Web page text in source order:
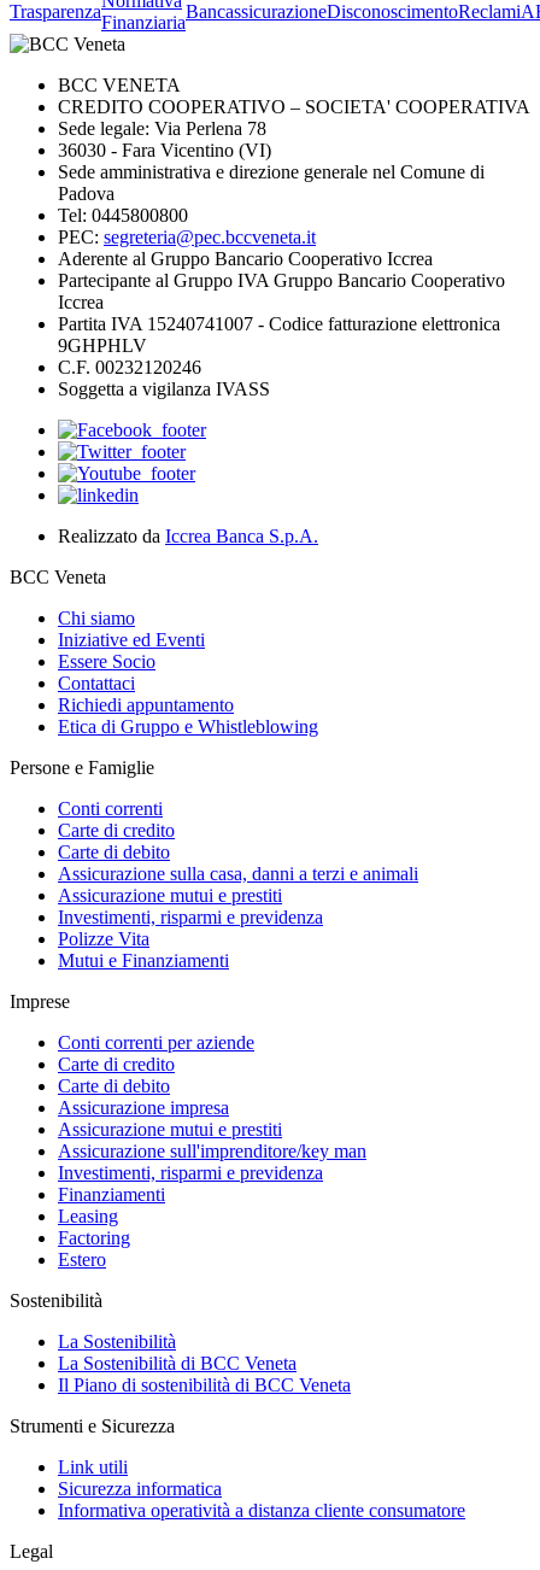
Trasparenza
Finanziaria
BancassicurazioneDisconoscimentoReclami
BCC VENETA
CREDITO COOPERATIVO – SOCIETA' COOPERATIVA
Sede legale: Via Perlena 78
36030 - Fara Vicentino (VI)
Sede amministrativa e direzione generale nel Comune di
Padova
Tel: 0445800800
PEC: segreteria@pec.bccveneta.it
Aderente al Gruppo Bancario Cooperativo Iccrea
Partecipante al Gruppo IVA Gruppo Bancario Cooperativo
Iccrea
Partita IVA 15240741007 - Codice fatturazione elettronica
9GHPHLV
C.F. 00232120246
Soggetta a vigilanza IVASS
Realizzato da Iccrea Banca S.p.A.
BCC Veneta
Chi siamo
Iniziative ed Eventi
Essere Socio
Contattaci
Richiedi appuntamento
Etica di Gruppo e Whistleblowing
Persone e Famiglie
Conti correnti
Carte di credito
Carte di debito
Assicurazione sulla casa, danni a terzi e animali
Assicurazione mutui e prestiti
Investimenti, risparmi e previdenza
Polizze Vita
Mutui e Finanziamenti
Imprese
Conti correnti per aziende
Carte di credito
Carte di debito
Assicurazione impresa
Assicurazione mutui e prestiti
Assicurazione sull'imprenditore/key man
Investimenti, risparmi e previdenza
Finanziamenti
Leasing
Factoring
Estero
Sostenibilità
La Sostenibilità
La Sostenibilità di BCC Veneta
Il Piano di sostenibilità di BCC Veneta
Strumenti e Sicurezza
Link utili
Sicurezza informatica
Informativa operatività a distanza cliente consumatore
Legal